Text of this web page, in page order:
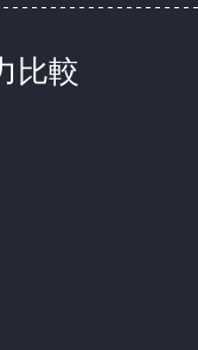
比較